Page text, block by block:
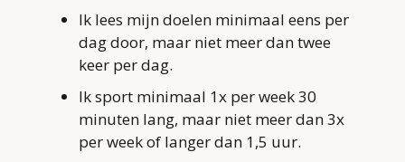
Ik lees mijn doelen minimaal eens per
dag door, maar niet meer dan twee
keer per dag.
Ik sport minimaal 1x per week 30
minuten lang, maar niet meer dan 3x
per week of langer dan 1,5 uur.